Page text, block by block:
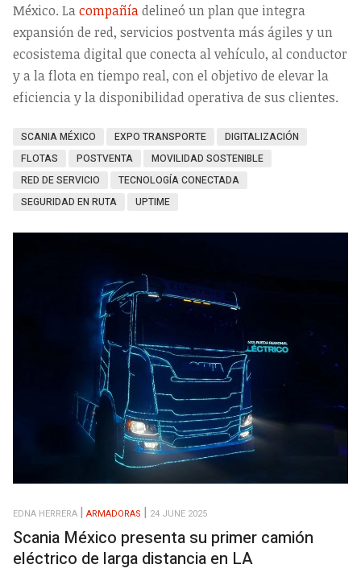
México. Lacompañíadelineó un plan que integra
expansión de red, servicios postventa más ágiles y un
ecosistema digital que conecta al vehículo, al conductor
y a la flota en tiempo real, con el objetivo de elevar la
eficiencia y la disponibilidad operativa de sus clientes.
SCANIA MÉXICO EXPO TRANSPORTE
DIGITALIZACIÓN
FLOTAS
POSTVENTA
MOVILIDAD SOSTENIBLE
RED DE SERVICIO
TECNOLOGÍA CONECTADA
SEGURIDAD EN RUTA
UPTIME
EDNA HERRERA ARMADORAS 24 JUNE 2025
Scania México presenta su primer camión
eléctrico de larga distancia en LA